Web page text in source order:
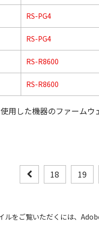
RS-PG4
RS-PG4
RS-R8600
RS-R8600
用した機器のファームウ
18 19
ルをご覧いただくには、